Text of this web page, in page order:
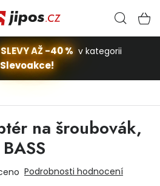
SLEVY AŽ -40 % v kategorii
Slevoakce!
na šroubovák,
Podrobnosti hodnocení